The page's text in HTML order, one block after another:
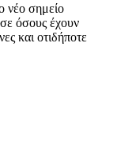
νέο σημείο
όσους έχουν
και οτιδήποτε